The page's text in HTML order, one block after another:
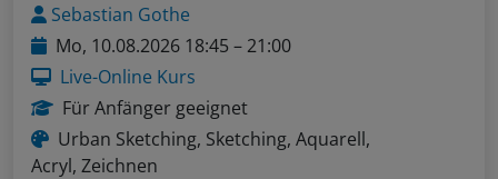
Sebastian Gothe
Mo, 10.08.2026 18:45 – 21:00
Live-Online Kurs
Für Anfänger geeignet
Urban Sketching, Sketching, Aquarell,
Acryl, Zeichnen